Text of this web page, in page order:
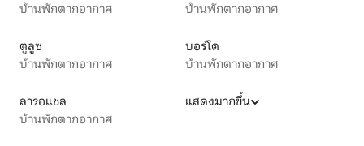
บ้านพักตากอากาศ
บ้านพักตากอากาศ
ตูลูซ
บ้านพักตากอากาศ
บอร์โด
บ้านพักตากอากาศ
ลารอแชล
บ้านพักตากอากาศ
แสดงมากขึ้น